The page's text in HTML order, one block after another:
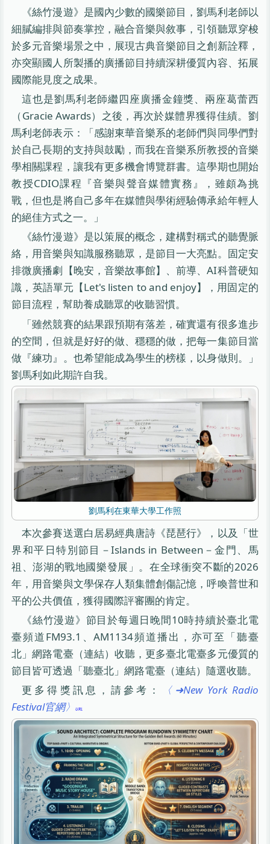
《絲竹漫遊》是國內少數的國樂節目，劉馬利老師以
細膩編排與節奏掌控，融合音樂與敘事，引領聽眾穿梭
於多元音樂場景之中，展現古典音樂節目之創新詮釋，
亦突顯國人所製播的廣播節目持續深耕優質內容、拓展
國際能見度之成果。
這也是劉馬利老師繼四座廣播金鐘獎、兩座葛蕾西
（Gracie Awards）之後，再次於媒體界獲得佳績。劉
馬利老師表示：「感謝東華音樂系的老師們與同學們對
於自己長期的支持與鼓勵，而我在音樂系所教授的音樂
學相關課程，讓我有更多機會博覽群書。這學期也開始
教授CDIO課程『音樂與聲音媒體實務』，雖頗為挑
戰，但也是將自己多年在媒體與學術經驗傳承給年輕人
的絕佳方式之一。」
《絲竹漫遊》是以策展的概念，建構對稱式的聽覺脈
絡，用音樂與知識服務聽眾，是節目一大亮點。固定安
排微廣播劇【晚安，音樂故事館】、前導、AI科普硬知
識，英語單元【Let's listen to and enjoy】，用固定的
節目流程，幫助養成聽眾的收聽習慣。
「雖然競賽的結果跟預期有落差，確實還有很多進步
的空間，但就是好好的做、穩穩的做，把每一集節目當
做『練功』。也希望能成為學生的榜樣，以身做則。」
劉馬利如此期許自我。
劉馬利在東華大學工作照
本次參賽送選白居易經典唐詩《琵琶行》，以及「世
界和平日特別節目－Islands in Between－金門、馬
祖、澎湖的戰地國樂發展」。在全球衝突不斷的2026
年，用音樂與文學保存人類集體創傷記憶，呼喚普世和
平的公共價值，獲得國際評審團的肯定。
《絲竹漫遊》節目於每週日晚間10時持續於臺北電
臺頻道FM93.1、AM1134頻道播出，亦可至「聽臺
北」網路電臺（連結）收聽，更多臺北電臺多元優質的
節目皆可透過「聽臺北」網路電臺（連結）隨選收聽。
更多得獎訊息，請參考：
〈➜New York Radio
Festival官網〉